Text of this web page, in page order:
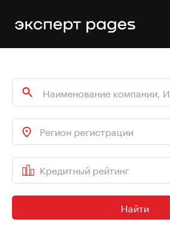
Регион регистрации
Кредитный рейтинг
Найти